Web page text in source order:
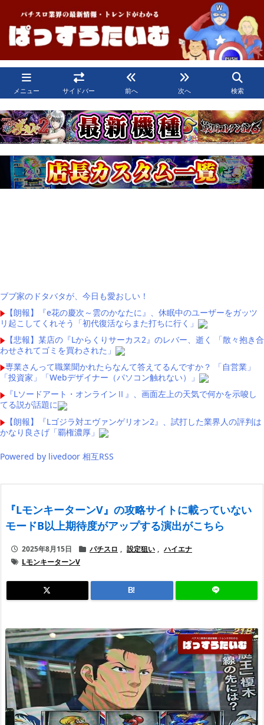
メニュー サイドバー 前へ 次へ 検索
ブブ家のドタバタが、今日も愛おしい！
【朗報】『e花の慶次～雲のかなたに』、休眠中のユーザーをガッツ
リ起こしてくれそう「初代復活ならまた打ちに行く」
【悲報】某店の『Lからくりサーカス2』のレバー、逝く 「散々抱き合
わせされてゴミを買わされた」
専業さんって職業聞かれたらなんて答えてるんですか？ 「自営業」
「投資家」「Webデザイナー（パソコン触れない）」
『Lソードアート・オンラインⅡ』、画面左上の天気で何かを示唆し
てる説が話題に
【朗報】『Lゴジラ対エヴァンゲリオン2』、試打した業界人の評判は
かなり良さげ「覇権濃厚」
Powered by livedoor 相互RSS
『LモンキーターンV』の攻略サイトに載っていない
モードB以上期待度がアップする演出がこちら
2025年8月15日 パチスロ , 設定狙い , ハイエナ
LモンキーターンV
B!